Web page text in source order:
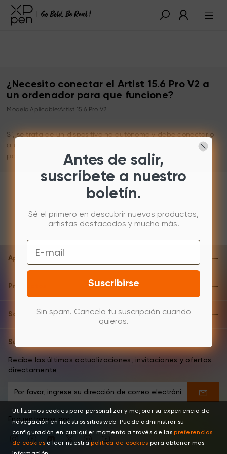
¿Necesito conectar el Artist 15.6 Pro V2 a
un ordenador para que funcione?
Modelo Aplicable:Artist 15.6 Pro V2
Sí, se trata de un dispositivo no autónomo y debe conectarlo
a un ordenador, un teléfono Android o una tableta Android
para que funcione.
Apoyo y ayuda
Productos
Sobre
Suscripción del e-mail
Recibe las últimas actualizaciones, invitaciones y ofertas
directamente
Encuentranos por
Utilizamos cookies para personalizar y mejorar su experiencia de
navegación en nuestros sitios web. Puede administrar su
configuración en cualquier momento a través de laspreferencias
de cookieso leer nuestrapolítica de cookies para obtener más
Antes de salir,
suscríbete a nuestro
boletín.
Sé el primero en descubrir nuevos productos,
artistas destacados y mucho más.
Email
Suscribirse
Sin spam. Cancela tu suscripción cuando
quieras.